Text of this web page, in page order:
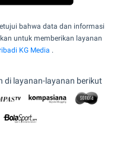
bahwa data dan informasi
untuk memberikan layanan
KG Media .
di layanan-layanan berikut